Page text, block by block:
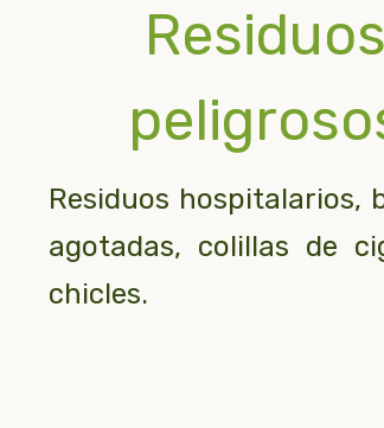
Residuos
Residuos hospitalarios,
agotadas, colillas de
chicles.